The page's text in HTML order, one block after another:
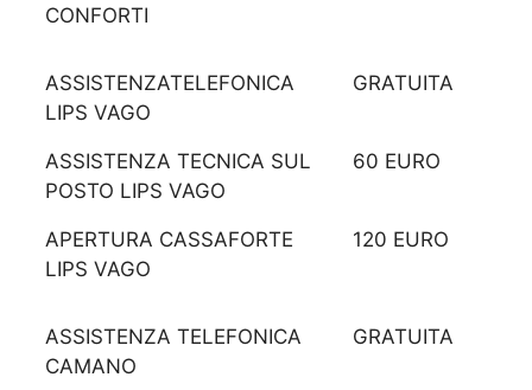
CONFORTI
ASSISTENZATELEFONICA
LIPS VAGO
GRATUITA
ASSISTENZA TECNICA SUL
POSTO LIPS VAGO
60 EURO
APERTURA CASSAFORTE
LIPS VAGO
120 EURO
ASSISTENZA TELEFONICA
CAMANO
GRATUITA